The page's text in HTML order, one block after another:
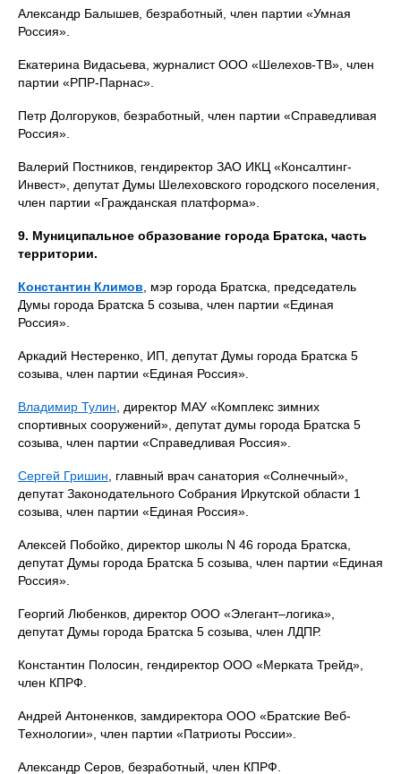
Александр Балышев, безработный, член партии «Умная
Россия».
Екатерина Видасьева, журналист ООО «Шелехов-ТВ», член
партии «РПР-Парнас».
Петр Долгоруков, безработный, член партии «Справедливая
Россия».
Валерий Постников, гендиректор ЗАО ИКЦ «Консалтинг-
Инвест», депутат Думы Шелеховского городского поселения,
член партии «Гражданская платформа».
9. Муниципальное образование города Братска, часть
территории.
Константин Климов , мэр города Братска, председатель
Думы города Братска 5 созыва, член партии «Единая
Россия».
Аркадий Нестеренко, ИП, депутат Думы города Братска 5
созыва, член партии «Единая Россия».
Владимир Тулин , директор МАУ «Комплекс зимних
спортивных сооружений», депутат думы города Братска 5
созыва, член партии «Справедливая Россия».
Сергей Гришин , главный врач санатория «Солнечный»,
депутат Законодательного Собрания Иркутской области 1
созыва, член партии «Единая Россия».
Алексей Побойко, директор школы N 46 города Братска,
депутат Думы города Братска 5 созыва, член партии «Единая
Россия».
Георгий Любенков, директор ООО «Элегант–логика»,
депутат Думы города Братска 5 созыва, член ЛДПР.
Константин Полосин, гендиректор ООО «Мерката Трейд»,
член КПРФ.
Андрей Антоненков, замдиректора ООО «Братские Веб-
Технологии», член партии «Патриоты России».
Александр Серов, безработный, член КПРФ.